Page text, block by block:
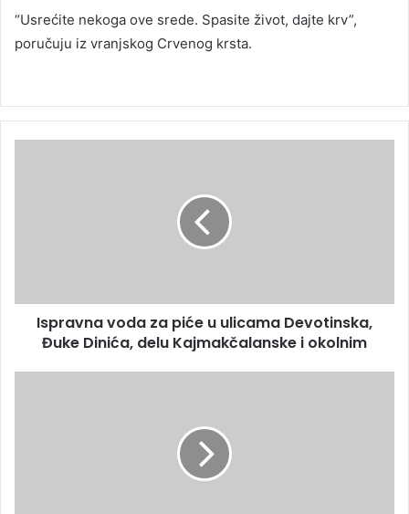
“Usrećite nekoga ove srede. Spasite život, dajte krv”,
poručuju iz vranjskog Crvenog krsta.
Ispravna voda za piće u ulicama Devotinska,
Đuke Dinića, delu Kajmakčalanske i okolnim